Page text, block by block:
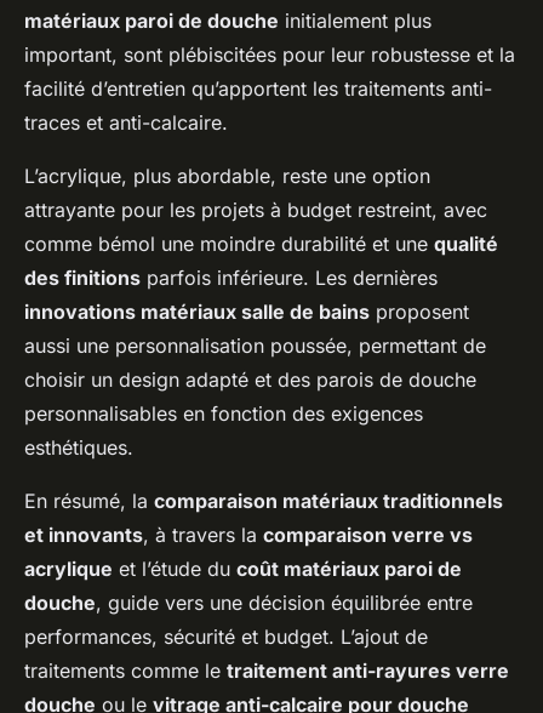
matériaux paroi de douche initialement plus
important, sont plébiscitées pour leur robustesse et la
facilité d’entretien qu’apportent les traitements anti-
traces et anti-calcaire.
L’acrylique, plus abordable, reste une option
attrayante pour les projets à budget restreint, avec
comme bémol une moindre durabilité et une qualité
des finitions parfois inférieure. Les dernières
innovations matériaux salle de bains proposent
aussi une personnalisation poussée, permettant de
choisir un design adapté et des parois de douche
personnalisables en fonction des exigences
esthétiques.
En résumé, la comparaison matériaux traditionnels
et innovants, à travers la comparaison verre vs
acrylique et l’étude du coût matériaux paroi de
douche, guide vers une décision équilibrée entre
performances, sécurité et budget. L’ajout de
traitements comme le traitement anti-rayures verre
douche ou le vitrage anti-calcaire pour douche